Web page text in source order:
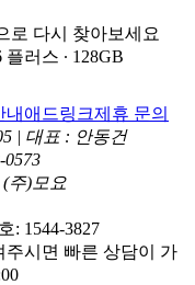
로 다시 찾아보세요
플러스 ∙ 128GB
내 애드링크제휴 문의
| 대표 : 안동건
(주)모요
: 1544-3827
시면 빠른 상담이 가